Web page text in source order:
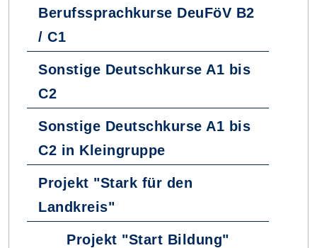
Berufssprachkurse DeuFöV B2
/ C1
Sonstige Deutschkurse A1 bis
C2
Sonstige Deutschkurse A1 bis
C2 in Kleingruppe
Projekt "Stark für den
Landkreis"
Projekt "Start Bildung"